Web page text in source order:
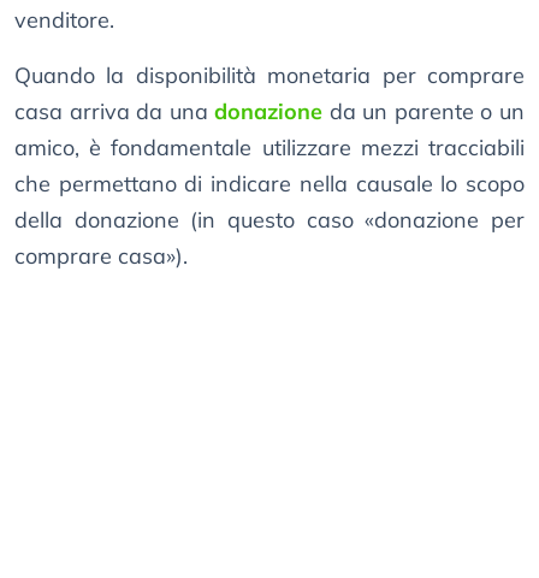
venditore.
Quando la disponibilità monetaria per comprare
casa arriva da unadonazione da un parente o un
amico, è fondamentale utilizzare mezzi tracciabili
che permettano di indicare nella causale lo scopo
della donazione (in questo caso «donazione per
comprare casa»).